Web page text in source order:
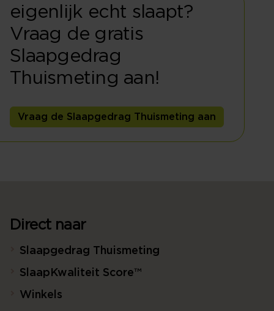
eigenlijk echt slaapt?
Vraag de gratis
Slaapgedrag
Thuismeting aan!
Vraag de Slaapgedrag Thuismeting aan
Direct naar
Slaapgedrag Thuismeting
SlaapKwaliteit Score™
Winkels